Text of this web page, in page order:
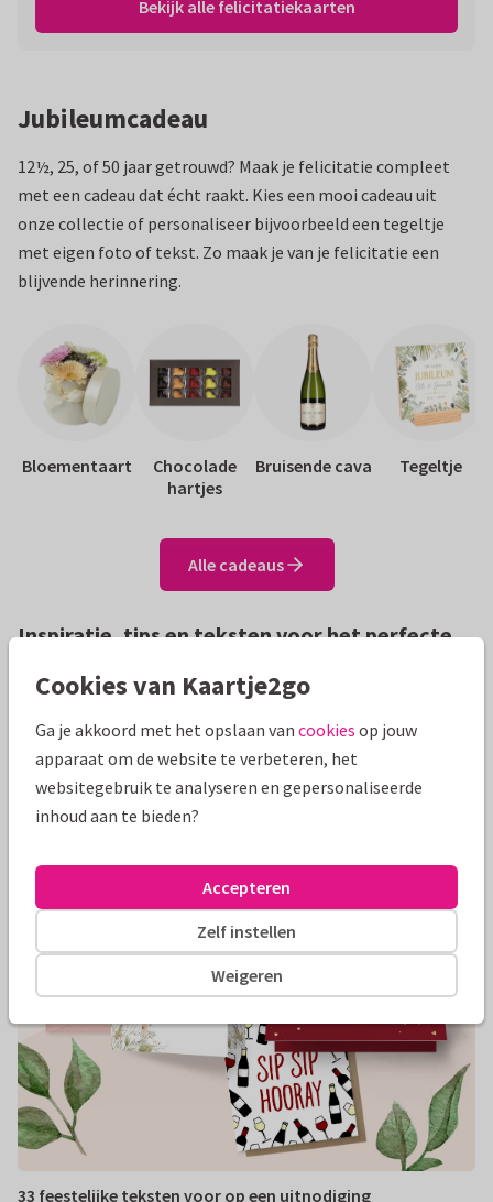
Bekijk alle felicitatiekaarten
Jubileumcadeau
12½, 25, of 50 jaar getrouwd? Maak je felicitatie compleet
met een cadeau dat écht raakt. Kies een mooi cadeau uit
onze collectie of personaliseer bijvoorbeeld een tegeltje
met eigen foto of tekst. Zo maak je van je felicitatie een
blijvende herinnering.
Bloementaart
Chocolade
hartjes
Bruisende cava Tegeltje
Alle cadeaus
Inspiratie, tips en teksten voor het perfecte
jubileumfeest
Met de leukste tips en tricks van Kaartje2go vier jij je 1e, 10e
of zelfs 50ste jubileum op zijn best. Kom aanzetten met het
leukste cadeau van de avond, maak de mooiste
jubileumkaartjes of doe inspiratie op voor een onvergetelijk
33 feestelijke teksten voor op een uitnodiging
Cookies van Kaartje2go
Ga je akkoord met het opslaan van cookies op jouw
apparaat om de website te verbeteren, het
websitegebruik te analyseren en gepersonaliseerde
inhoud aan te bieden?
Weigeren
Zelf instellen
Accepteren